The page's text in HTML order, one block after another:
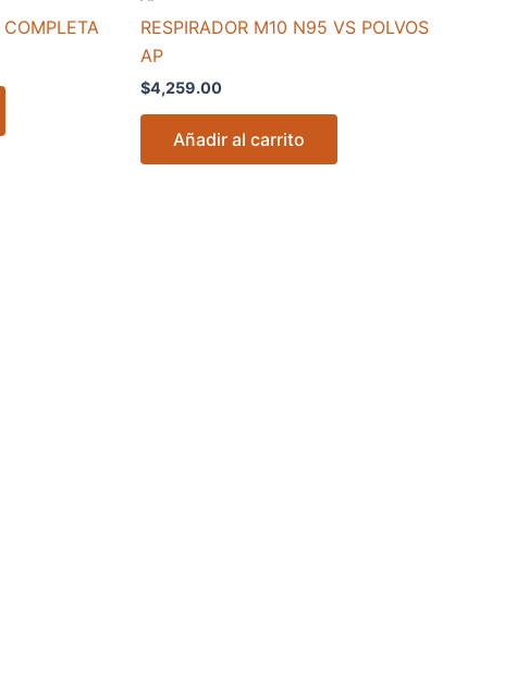
RESPIRADOR M10 N95 VS POLVOS
AP
$4,259.00
Añadir al carrito